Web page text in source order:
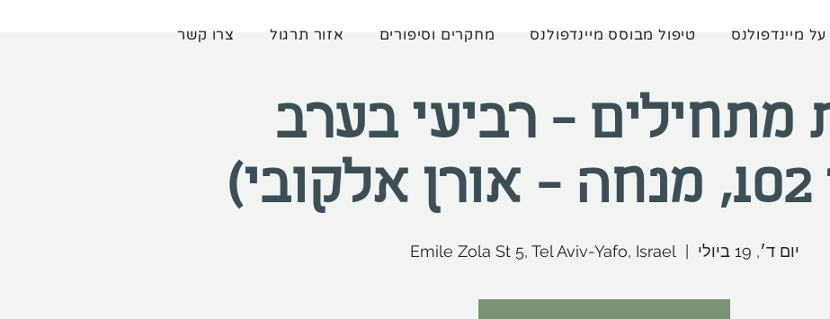
מיינדפולנס טיפול מבוסס מיינדפולנס מחקרים וסיפורים אזור תרגול צרו קשר
מתחילים - רביעי בערב
יום ד׳, 19 ביולי Emile Zola St 5, Tel Aviv-Yafo, Israel